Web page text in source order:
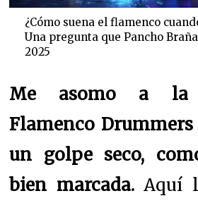
¿Cómo suena el flamenco
Una pregunta que Pancho
2025
Me asomo a la
Flamenco Drummers
un golpe seco,
bien marcada.Aquí